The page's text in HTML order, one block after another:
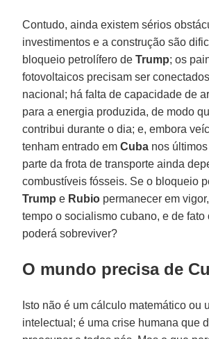
Contudo, ainda existem sérios
investimentos e a construção são
bloqueio petrolífero deTrump; os
fotovoltaicos precisam ser
nacional; há falta de capacidade de
para a energia produzida, de modo
contribui durante o dia; e, embora
tenham entrado emCuba nos
parte da frota de transporte ainda
combustíveis fósseis. Se o bloqueio
Trump e Rubio permanecer em
tempo o socialismo cubano, e de fato
poderá sobreviver?
O mundo precisa de
Isto não é um cálculo matemático ou
intelectual; é uma crise humana que